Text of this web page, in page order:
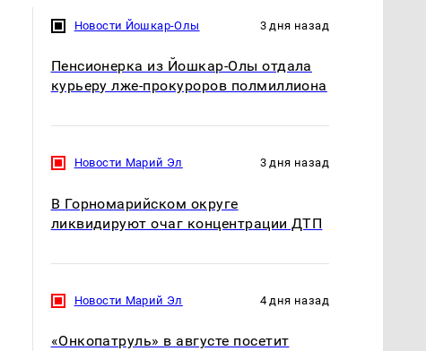
Новости Йошкар-Олы 3 дня назад
Пенсионерка из Йошкар-Олы отдала
курьеру лже-прокуроров полмиллиона
Новости Марий Эл 3 дня назад
В Горномарийском округе
ликвидируют очаг концентрации ДТП
Новости Марий Эл 4 дня назад
«Онкопатруль» в августе посетит